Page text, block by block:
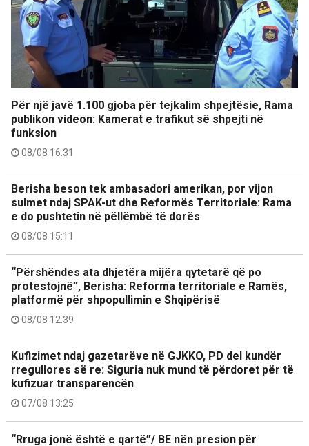
Për një javë 1.100 gjoba për tejkalim shpejtësie, Rama
publikon videon: Kamerat e trafikut së shpejti në
funksion
08/08 16:31
Berisha beson tek ambasadori amerikan, por vijon
sulmet ndaj SPAK-ut dhe Reformës Territoriale: Rama
e do pushtetin në pëllëmbë të dorës
08/08 15:11
“Përshëndes ata dhjetëra mijëra qytetarë që po
protestojnë”, Berisha: Reforma territoriale e Ramës,
platformë për shpopullimin e Shqipërisë
08/08 12:39
Kufizimet ndaj gazetarëve në GJKKO, PD del kundër
rregullores së re: Siguria nuk mund të përdoret për të
kufizuar transparencën
07/08 13:25
“Rruga jonë është e qartë”/ BE nën presion për